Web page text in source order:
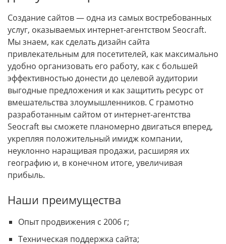
Создание сайтов — одна из самых востребованных
услуг, оказываемых интернет-агентством Seocraft.
Мы знаем, как сделать дизайн сайта
привлекательным для посетителей, как максимально
удобно организовать его работу, как с большей
эффективностью донести до целевой аудитории
выгодные предложения и как защитить ресурс от
вмешательства злоумышленников. С грамотно
разработанным сайтом от интернет-агентства
Seocraft вы сможете планомерно двигаться вперед,
укрепляя положительный имидж компании,
неуклонно наращивая продажи, расширяя их
географию и, в конечном итоге, увеличивая
прибыль.
Наши преимущества
Опыт продвижения с 2006 г;
Техническая поддержка сайта;